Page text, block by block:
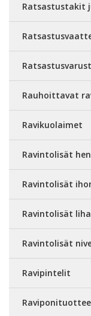
Ratsastustakit
Rauhoittavat
Ravikuolaimet
Ravintolisät
Ravintolisät
Ravintolisät
Ravintolisät
Ravipintelit